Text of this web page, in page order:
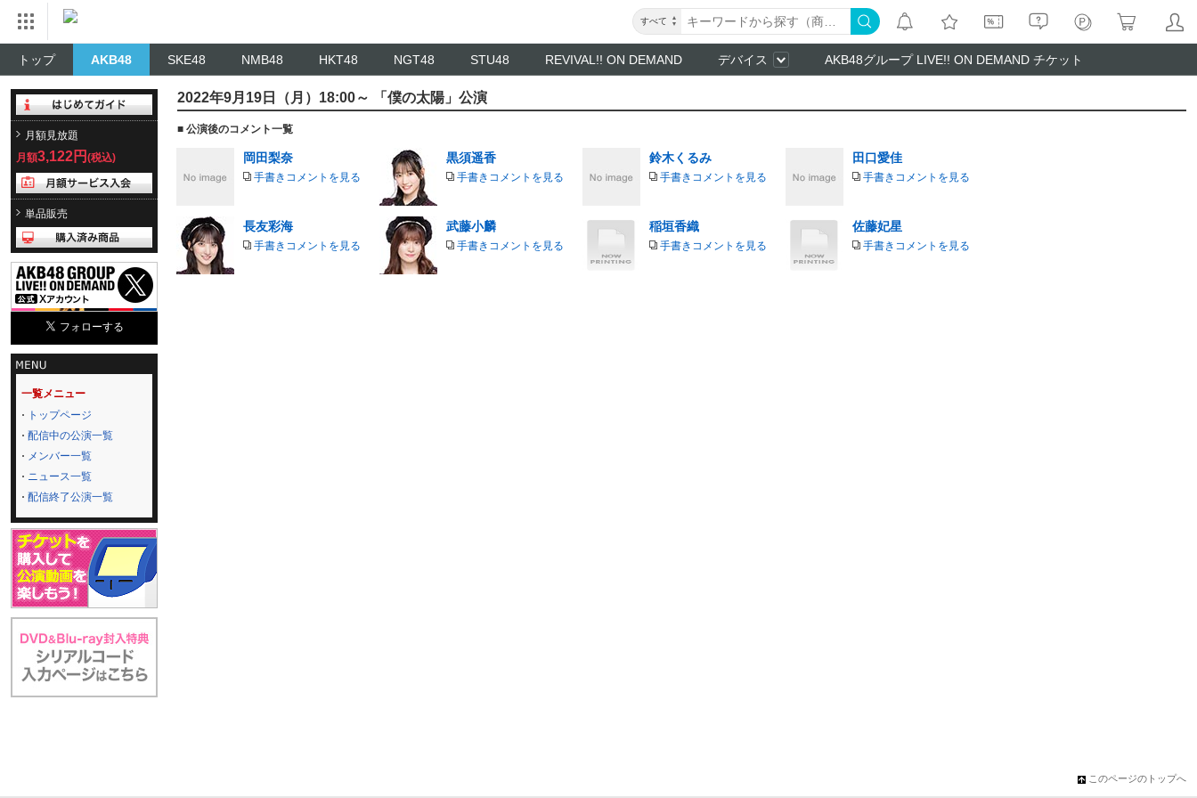
すべて
トップ AKB48 SKE48 NMB48 HKT48 NGT48 STU48 REVIVAL!! ON DEMAND デバイス AKB48グループ LIVE!! ON DEMAND チケット
月額見放題
月額3,122円 (税込)
単品販売
一覧メニュー
トップページ
配信中の公演一覧
メンバー一覧
ニュース一覧
配信終了公演一覧
2022年9月19日（月）18:00～ 「僕の太陽」公演
■ 公演後のコメント一覧
岡田梨奈
手書きコメントを見る
黒須遥香
手書きコメントを見る
鈴木くるみ
手書きコメントを見る
田口愛佳
手書きコメントを見る
長友彩海
手書きコメントを見る
武藤小麟
手書きコメントを見る
稲垣香織
手書きコメントを見る
佐藤妃星
手書きコメントを見る
このページのトップへ